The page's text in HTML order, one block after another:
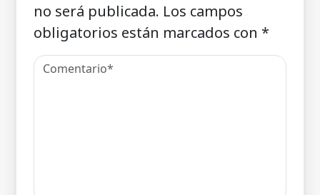
no será publicada. Los campos
obligatorios están marcados con *